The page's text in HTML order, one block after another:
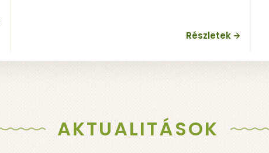
Részletek
AKTUALITÁSOK